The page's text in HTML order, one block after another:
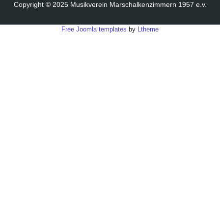
Copyright © 2025 Musikverein Marschalkenzimmern 1957 e.v.
Free Joomla templates by Ltheme